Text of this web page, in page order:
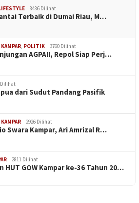
8486 Dilihat
Terbaik di Dumai Riau, M…
KAMPAR, POLITIK 3760 Dilihat
AGPAII, Repol Siap Perj…
Dilihat
dari Sudut Pandang Pasifik
KAMPAR 2926 Dilihat
Swara Kampar, Ari Amrizal R…
2811 Dilihat
HUT GOW Kampar ke-36 Tahun 20…